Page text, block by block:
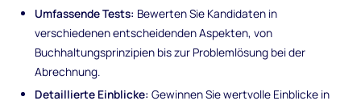
Umfassende Tests: Bewerten Sie Kandidaten in
verschiedenen entscheidenden Aspekten, von
Buchhaltungsprinzipien bis zur Problemlösung bei der
Abrechnung.
Detaillierte Einblicke: Gewinnen Sie wertvolle Einblicke in